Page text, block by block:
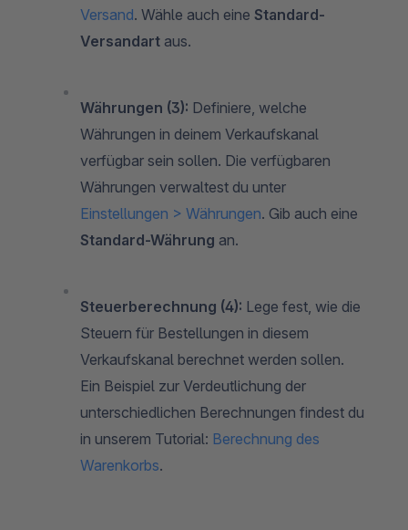
Versand. Wähle auch eine Standard-
Versandart aus.
Währungen (3): Definiere, welche
Währungen in deinem Verkaufskanal
verfügbar sein sollen. Die verfügbaren
Währungen verwaltest du unter
Einstellungen > Währungen. Gib auch eine
Standard-Währung an.
Steuerberechnung (4): Lege fest, wie die
Steuern für Bestellungen in diesem
Verkaufskanal berechnet werden sollen.
Ein Beispiel zur Verdeutlichung der
unterschiedlichen Berechnungen findest du
in unserem Tutorial: Berechnung des
Warenkorbs.